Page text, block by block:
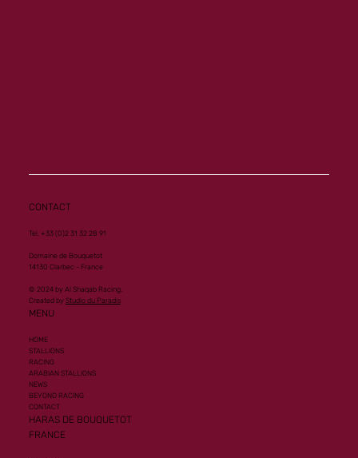
CONTACT
Tel. +33 (0)2 31 32 28 91
Domaine de Bouquetot
14130 Clarbec - France
© 2024 by Al Shaqab Racing.
Created by Studio du Paradis
MENU
HOME
STALLIONS
RACING
ARABIAN STALLIONS
NEWS
BEYOND RACING
CONTACT
HARAS DE BOUQUETOT
FRANCE